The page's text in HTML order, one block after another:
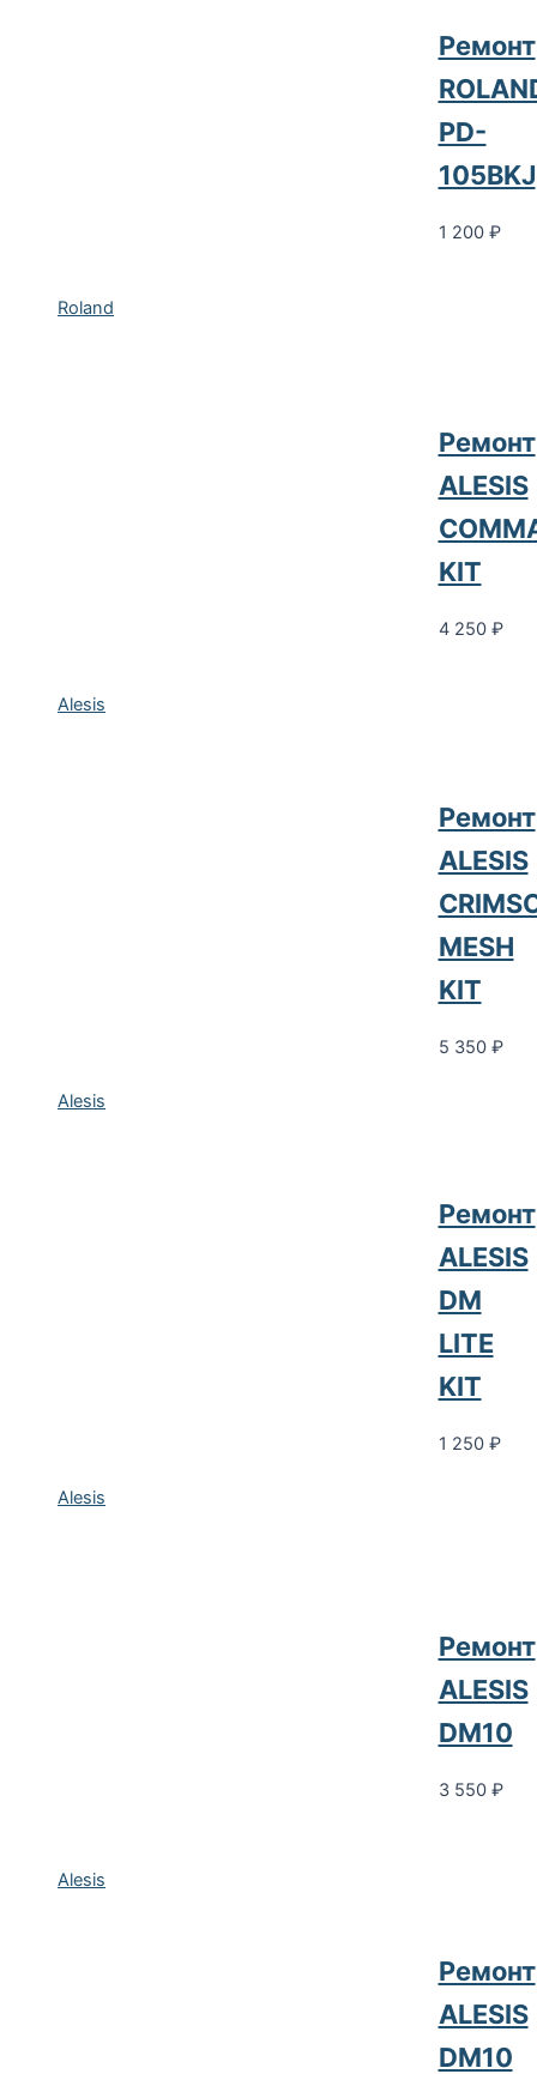
Roland
Ремонт
PD-
105BKJ
1 200 ₽
Alesis
Ремонт
ALESIS
KIT
4 250 ₽
Alesis
Ремонт
ALESIS
MESH
KIT
5 350 ₽
Alesis
Ремонт
ALESIS
DM
LITE
KIT
1 250 ₽
Alesis
Ремонт
ALESIS
DM10
3 550 ₽
Ремонт
ALESIS
DM10